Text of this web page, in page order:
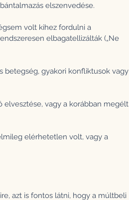
elszenvedése.
volt kihez fordulni a
elbagatellizálták („Ne
betegség, gyakori konfliktusok vagy
elvesztése, vagy a korábban megélt
elérhetetlen volt, vagy a
azt is fontos látni, hogy a múltbeli